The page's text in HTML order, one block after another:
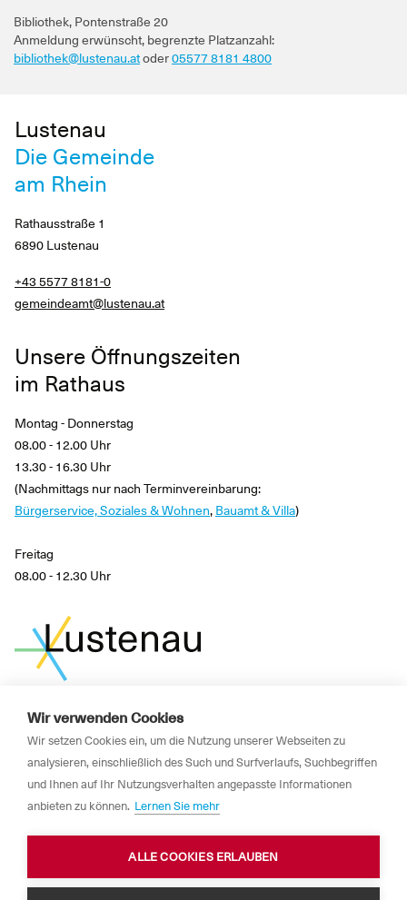
Wir verwenden Cookies
Wir setzen Cookies ein, um die Nutzung unserer Webseiten zu
analysieren, einschließlich des Such und Surfverlaufs, Suchbegriffen
und Ihnen auf Ihr Nutzungsverhalten angepasste Informationen
anbieten zu können. Lernen Sie mehr
ALLE COOKIES ERLAUBEN
Bibliothek, Pontenstraße 20
Anmeldung erwünscht, begrenzte Platzanzahl:
bibliothek@lustenau.atoder05577 8181 4800
Lustenau
Die Gemeinde
am Rhein
Rathausstraße 1
6890 Lustenau
+43 5577 8181-0
gemeindeamt@lustenau.at
Unsere Öffnungszeiten
im Rathaus
Montag - Donnerstag
08.00 - 12.00 Uhr
13.30 - 16.30 Uhr
(Nachmittags nur nach Terminvereinbarung:
Bürgerservice, Soziales & Wohnen, Bauamt & Villa)
Freitag
08.00 - 12.30 Uhr
News
Newsletter
Impressum
Datenschutzerklärung